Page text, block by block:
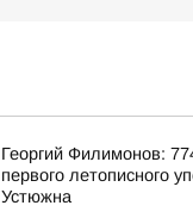
Георгий Филимонов:
первого летописного
Устюжна